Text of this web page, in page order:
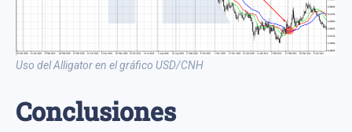
Uso del Alligator en el gráfico USD/CNH
Conclusiones